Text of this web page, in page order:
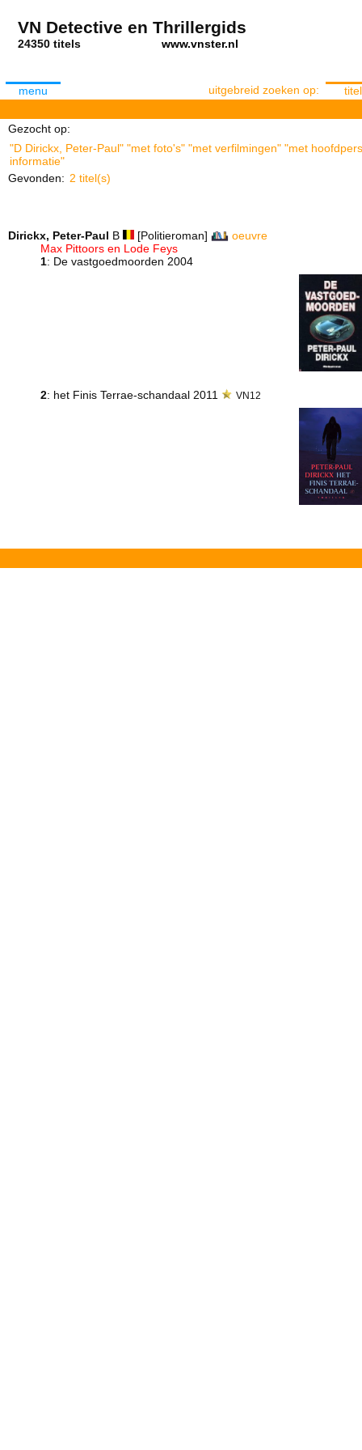
VN Detective en Thrillergids
24350 titels www.vnster.nl
menu uitgebreid zoeken op: titel
Gezocht op:
"D Dirickx, Peter-Paul" "met foto's" "met verfilmingen" "met
informatie"
Gevonden: 2 titel(s)
Dirickx, Peter-Paul B [Politieroman]
oeuvre
Max Pittoors en Lode Feys
1: De vastgoedmoorden 2004
2: het Finis Terrae-schandaal 2011 VN12